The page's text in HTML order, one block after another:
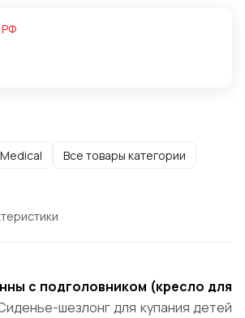
РФ
Все товары категории
с подголовником (кресло для
шезлонг для купания детей